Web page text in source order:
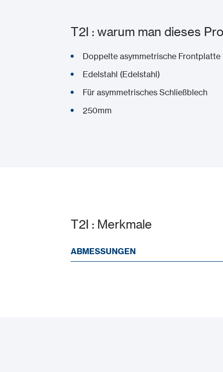
T2I : warum man dieses
Doppelte asymmetrische Frontplatte
Edelstahl (Edelstahl)
Für asymmetrisches Schließblech
250mm
T2I : Merkmale
ABMESSUNGEN